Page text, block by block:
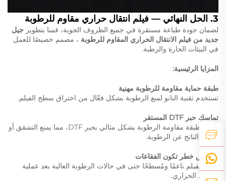
3. الحل النهائي — فيلم انتقال حراري مقاوم للرطوبة
لضمان جودة طباعة مستقرة في جميع الظروف الجوية، قمنا بتطوير جيل
جديد من فيلم الانتقال الحراري المقاوم للرطوبة ، مصمم خصيصًا للعمل
في البيئات الحارة والرطبة.
المزايا الرئيسية:
طبقة حماية مقاومة للرطوبة مهنية
تستخدم تقنية النانو لمنع الرطوبة بشكل فعّال من اختراق سطح الفيلم.
تماسك حبر DTF المستقر
تتصل طبقة مقاومة الرطوبة بشكل مثالي بحبر DTF، مما يمنع التشقق أو
التباعد الناتج عن الرطوبة.
انخفاض خطر تكون الفقاعات
يبقى الفيلم ناعمًا ومُسطحًا حتى في حالات الرطوبة العالية بعد عملية
الضغط الحراري.